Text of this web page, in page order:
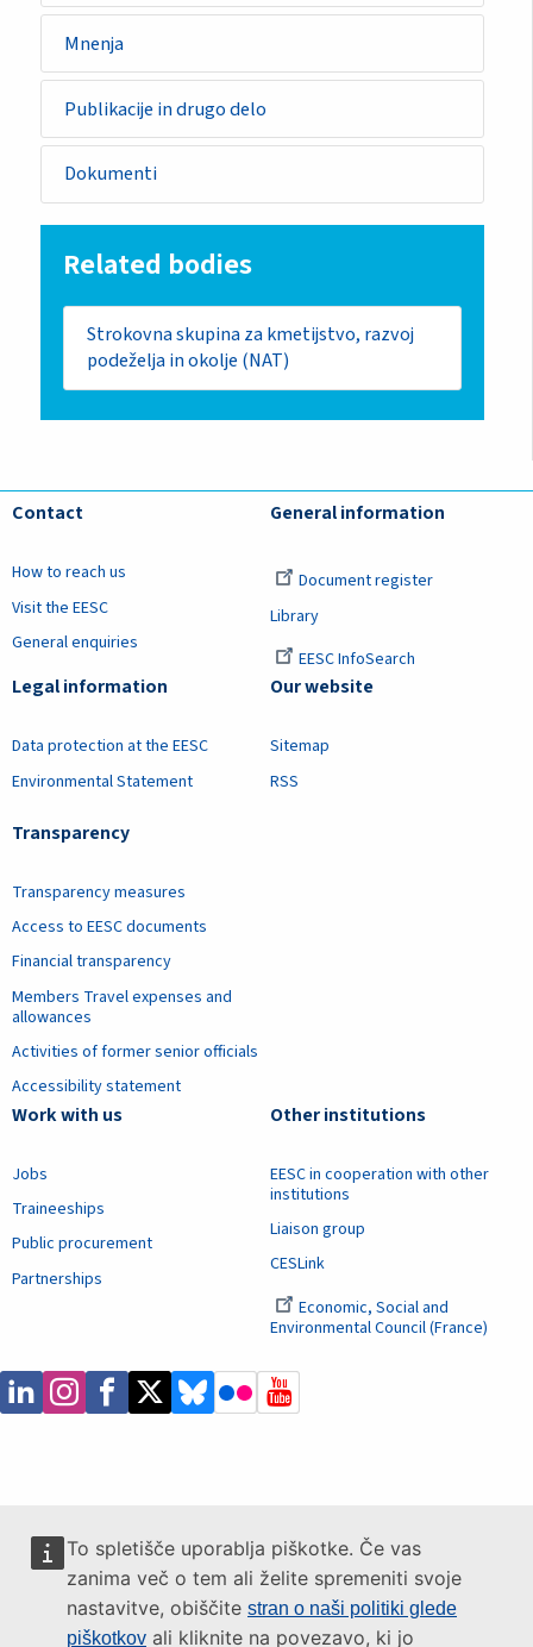
To spletišče uporablja piškotke. Če vas
zanima več o tem ali želite spremeniti svoje
nastavitve, obiščite stran o naši politiki glede
piškotkov ali kliknite na povezavo, ki jo
Mnenja
Publikacije in drugo delo
Dokumenti
Related bodies
Strokovna skupina za kmetijstvo, razvoj
podeželja in okolje (NAT)
Contact
How to reach us
Visit the EESC
General enquiries
General information
Document register
Library
EESC InfoSearch
Legal information
Data protection at the EESC
Environmental Statement
Transparency
Transparency measures
Access to EESC documents
Financial transparency
Members Travel expenses and
allowances
Activities of former senior officials
Accessibility statement
Our website
Sitemap
RSS
Work with us
Jobs
Traineeships
Public procurement
Partnerships
Other institutions
EESC in cooperation with other
institutions
Liaison group
CESLink
Economic, Social and
Environmental Council (France)